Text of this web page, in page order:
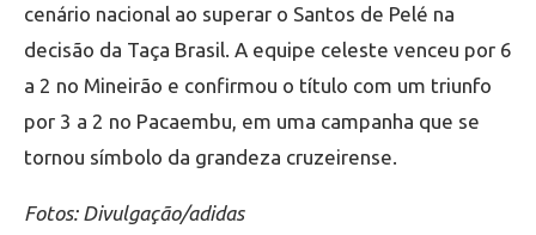
cenário nacional ao superar o Santos de Pelé na
decisão da Taça Brasil. A equipe celeste venceu por 6
a 2 no Mineirão e confirmou o título com um triunfo
por 3 a 2 no Pacaembu, em uma campanha que se
tornou símbolo da grandeza cruzeirense.
Fotos: Divulgação/adidas